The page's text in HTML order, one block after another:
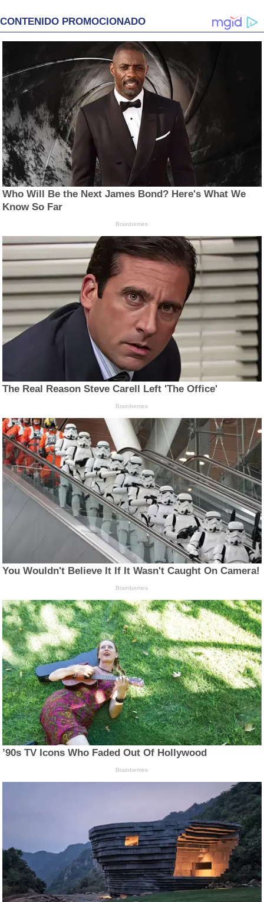
CONTENIDO PROMOCIONADO
Who Will Be the Next James Bond? Here's What We
Know So Far
Brainberries
The Real Reason Steve Carell Left 'The Office'
Brainberries
You Wouldn't Believe It If It Wasn't Caught On Camera!
Brainberries
’90s TV Icons Who Faded Out Of Hollywood
Brainberries